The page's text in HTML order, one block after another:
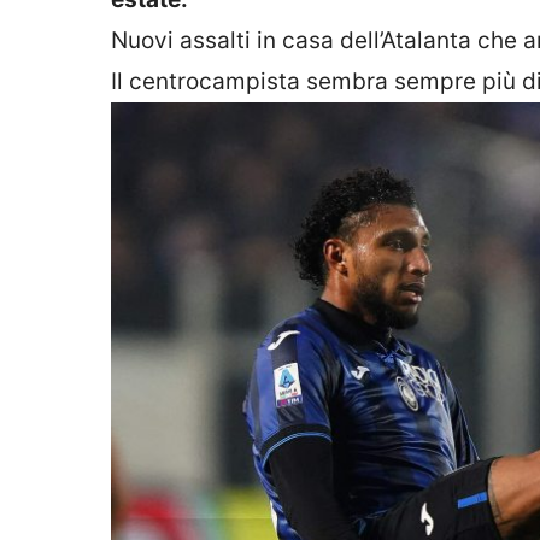
Nuovi assalti in casa dell’Atalanta che
Il centrocampista sembra sempre più